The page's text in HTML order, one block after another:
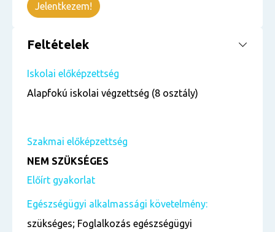
Jelentkezem!
Feltételek
Iskolai előképzettség
Alapfokú iskolai végzettség (8 osztály)
Szakmai előképzettség
NEM SZÜKSÉGES
Előírt gyakorlat
Egészségügyi alkalmassági követelmény:
szükséges; Foglalkozás egészségügyi